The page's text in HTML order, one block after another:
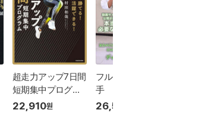
超走力アップ7日間
短期集中プログラ
ム
22,910원
フルコンタクト空
手
26,530